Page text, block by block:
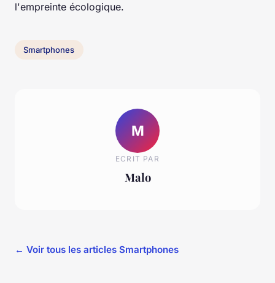
l'empreinte écologique.
Smartphones
M
ECRIT PAR
Malo
← Voir tous les articles Smartphones